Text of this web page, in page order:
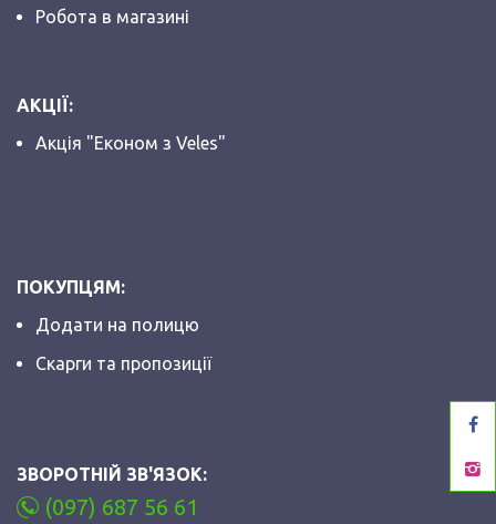
Робота в магазині
АКЦІЇ:
Акція "Економ з Veles"
ПОКУПЦЯМ:
Додати на полицю
Скарги та пропозиції
ЗВОРОТНІЙ ЗВ'ЯЗОК:
(097) 687 56 61